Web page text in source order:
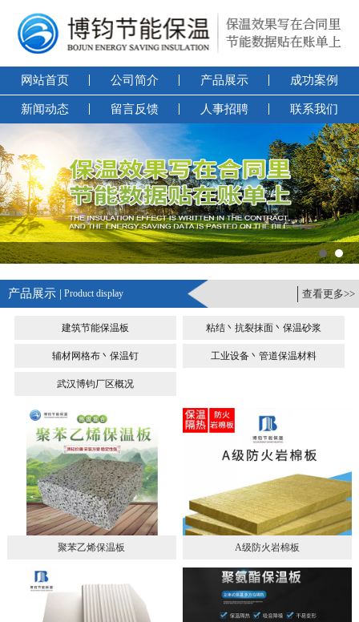
网站首页 公司简介 产品展示 成功案例
新闻动态 留言反馈 人事招聘 联系我们
产品展示 | Product display 查看更多>>
建筑节能保温板 粘结丶抗裂抹面丶保温砂浆
辅材网格布丶保温钉 工业设备丶管道保温材料
武汉博钧厂区概况
聚苯乙烯保温板 A级防火岩棉板